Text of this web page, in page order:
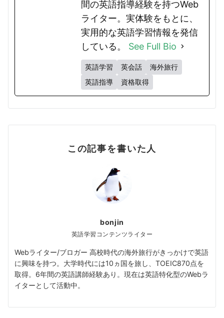
間の英語指導経験を持つWeb
ライター。実体験をもとに、
実用的な英語学習情報を発信
している。 See Full Bio
英語学習 英会話
海外旅行
英語指導
資格取得
この記事を書いた人
bonjin
英語学習コンテンツライター
Webライター/ブロガー 高校時代の海外旅行がきっかけで英語
に興味を持つ。大学時代には10ヵ国を旅し、TOEIC870点を
取得。6年間の英語講師経験あり。現在は英語特化型のWebラ
イターとして活動中。